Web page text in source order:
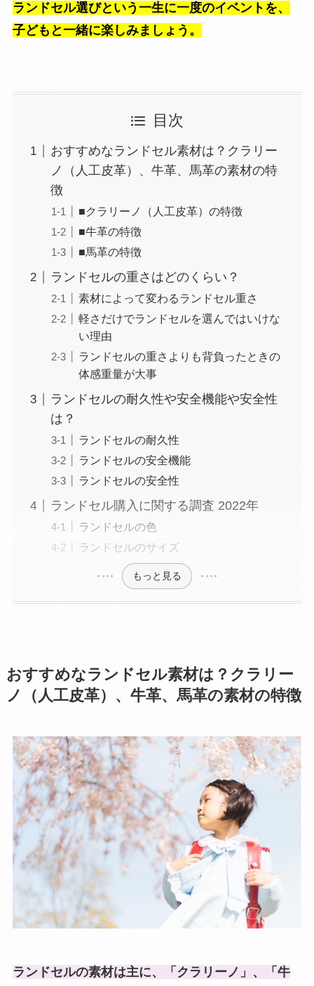
ランドセル選びという一生に一度のイベントを、
子どもと一緒に楽しみましょう。
目次
おすすめなランドセル素材は？クラリー
ノ（人工皮革）、牛革、馬革の素材の特
徴
■クラリーノ（人工皮革）の特徴
■牛革の特徴
■馬革の特徴
ランドセルの重さはどのくらい？
素材によって変わるランドセル重さ
軽さだけでランドセルを選んではいけな
い理由
ランドセルの重さよりも背負ったときの
体感重量が大事
ランドセルの耐久性や安全機能や安全性
は？
ランドセルの耐久性
ランドセルの安全機能
ランドセルの安全性
ランドセル購入に関する調査 2022年
ランドセルの色
ランドセルのサイズ
もっと見る
おすすめなランドセル素材は？クラリー
ノ（人工皮革）、牛革、馬革の素材の特徴
ランドセルの素材は主に、「クラリーノ」、「牛